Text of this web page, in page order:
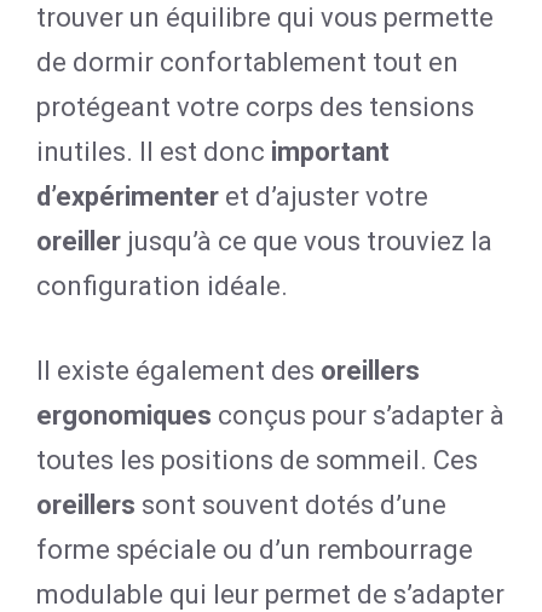
trouver un équilibre qui vous permette
de dormir confortablement tout en
protégeant votre corps des tensions
inutiles. Il est donc important
d’expérimenter et d’ajuster votre
oreiller jusqu’à ce que vous trouviez la
configuration idéale.
Il existe également des oreillers
ergonomiques conçus pour s’adapter à
toutes les positions de sommeil. Ces
oreillers sont souvent dotés d’une
forme spéciale ou d’un rembourrage
modulable qui leur permet de s’adapter